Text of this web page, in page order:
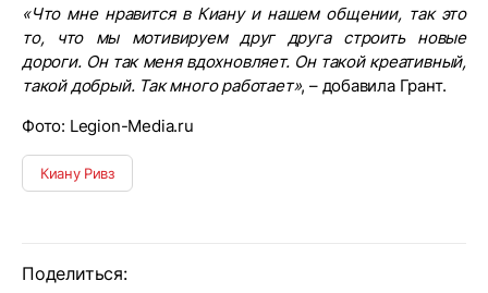
«Что мне нравится в Киану и нашем общении, так это
то, что мы мотивируем друг друга строить новые
дороги. Он так меня вдохновляет. Он такой креативный,
такой добрый. Так много работает», – добавила Грант.
Фото: Legion-Media.ru
Киану Ривз
Поделиться: